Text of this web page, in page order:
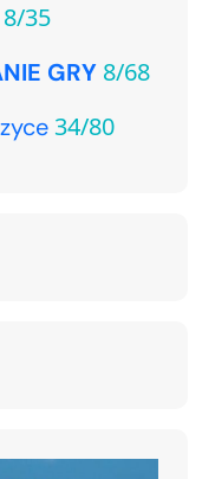
8/35
GRY 8/68
34/80